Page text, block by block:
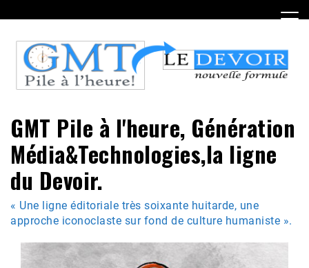
to
content
GMT Pile à l'heure, Génération
Média&Technologies,la ligne
du Devoir.
« Une ligne éditoriale très soixante huitarde, une
approche iconoclaste sur fond de culture humaniste ».